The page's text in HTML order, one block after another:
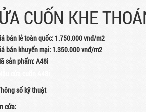
CUỐN KHE
bán lẻ toàn quốc: 1.750.000vnđ/m2
bán khuyến mại: 1.350.000 vnđ/m2
sản phẩm: A48i
số kỹ thuật
cửa: